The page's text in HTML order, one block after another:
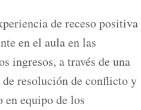
de receso positiva
en el aula en las
ingresos, a través de una
resolución de conflicto y
equipo de los